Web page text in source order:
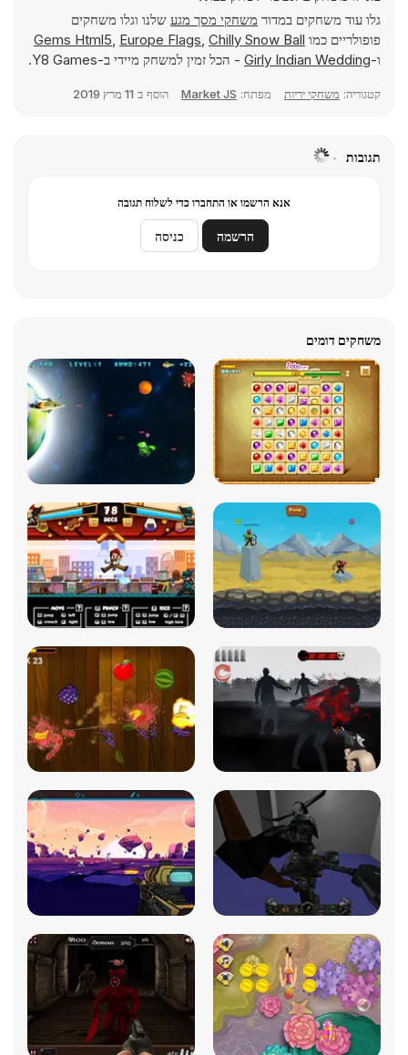
גלו עוד משחקים במדור משחקי מסך מגע שלנו וגלו משחקים
פופולריים כמו
Gems Html5, Europe Flags, Chilly Snow Ball
ו-Girly Indian Wedding - הכל זמין למשחק מיידי ב-Y8 Games.
קטגוריה: משחקי יריות מפתח: Market JS הוסף ב 11 מרץ 2019
תגובות
אנא הרשמו או התחברו כדי לשלוח תגובה
הרשמה כניסה
משחקים דומים